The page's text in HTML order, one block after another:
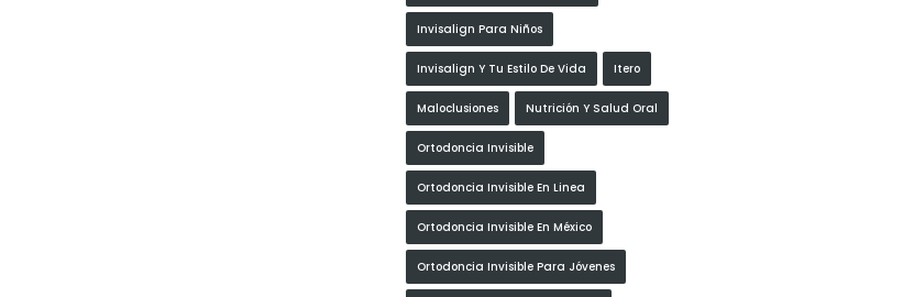
Invisalign Para Niños
Invisalign Y Tu Estilo De Vida Itero
Maloclusiones Nutrición Y Salud Oral
Ortodoncia Invisible
Ortodoncia Invisible En Linea
Ortodoncia Invisible En México
Ortodoncia Invisible Para Jóvenes